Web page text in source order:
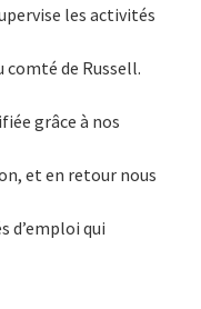
les activités
de Russell.
grâce à nos
et en retour nous
d’emploi qui